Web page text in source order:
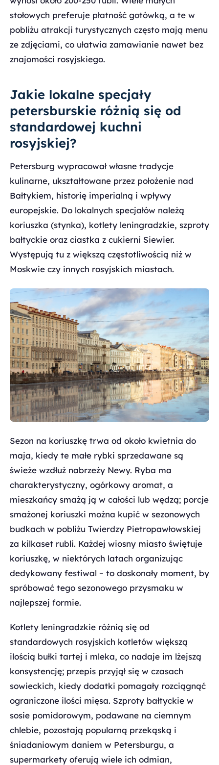
stołowych preferuje płatność gotówką, a te w
pobliżu atrakcji turystycznych często mają menu
ze zdjęciami, co ułatwia zamawianie nawet bez
znajomości rosyjskiego.
Jakie lokalne specjały
petersburskie różnią się od
standardowej kuchni
rosyjskiej?
Petersburg wypracował własne tradycje
kulinarne, ukształtowane przez położenie nad
Bałtykiem, historię imperialną i wpływy
europejskie. Do lokalnych specjałów należą
koriuszka (stynka), kotlety leningradzkie, szproty
bałtyckie oraz ciastka z cukierni Siewier.
Występują tu z większą częstotliwością niż w
Moskwie czy innych rosyjskich miastach.
Sezon na koriuszkę trwa od około kwietnia do
maja, kiedy te małe rybki sprzedawane są
świeże wzdłuż nabrzeży Newy. Ryba ma
charakterystyczny, ogórkowy aromat, a
mieszkańcy smażą ją w całości lub wędzą; porcje
smażonej koriuszki można kupić w sezonowych
budkach w pobliżu Twierdzy Pietropawłowskiej
za kilkaset rubli. Każdej wiosny miasto świętuje
koriuszkę, w niektórych latach organizując
dedykowany festiwal – to doskonały moment, by
spróbować tego sezonowego przysmaku w
najlepszej formie.
Kotlety leningradzkie różnią się od
standardowych rosyjskich kotletów większą
ilością bułki tartej i mleka, co nadaje im lżejszą
konsystencję; przepis przyjął się w czasach
sowieckich, kiedy dodatki pomagały rozciągnąć
ograniczone ilości mięsa. Szproty bałtyckie w
sosie pomidorowym, podawane na ciemnym
chlebie, pozostają popularną przekąską i
śniadaniowym daniem w Petersburgu, a
supermarkety oferują wiele ich odmian,